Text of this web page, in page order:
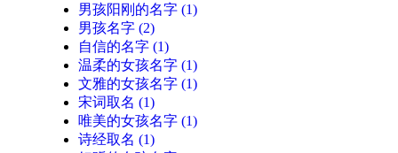
男孩阳刚的名字 (1)
男孩名字 (2)
自信的名字 (1)
温柔的女孩名字 (1)
文雅的女孩名字 (1)
宋词取名 (1)
唯美的女孩名字 (1)
诗经取名 (1)